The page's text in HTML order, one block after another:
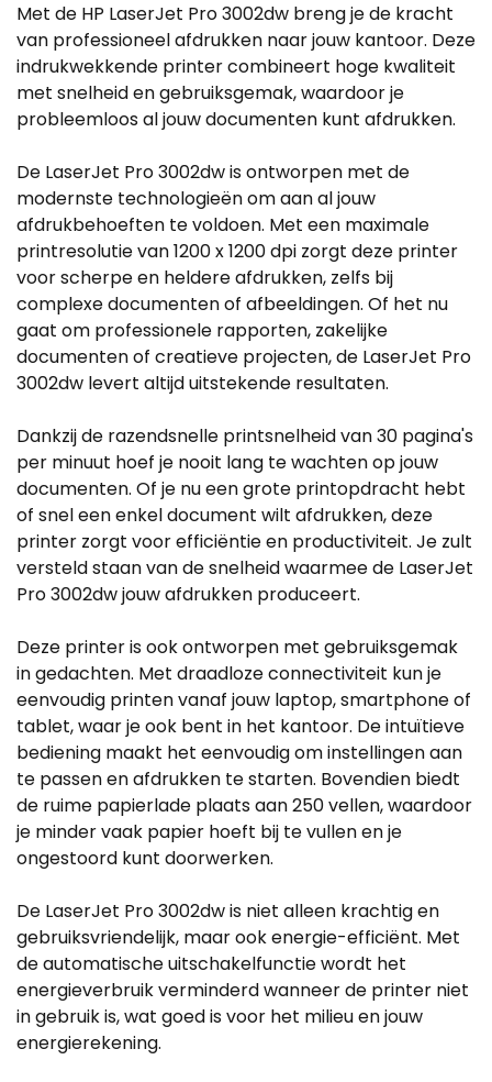
Met de HP LaserJet Pro 3002dw breng je de kracht
van professioneel afdrukken naar jouw kantoor. Deze
indrukwekkende printer combineert hoge kwaliteit
met snelheid en gebruiksgemak, waardoor je
probleemloos al jouw documenten kunt afdrukken.
De LaserJet Pro 3002dw is ontworpen met de
modernste technologieën om aan al jouw
afdrukbehoeften te voldoen. Met een maximale
printresolutie van 1200 x 1200 dpi zorgt deze printer
voor scherpe en heldere afdrukken, zelfs bij
complexe documenten of afbeeldingen. Of het nu
gaat om professionele rapporten, zakelijke
documenten of creatieve projecten, de LaserJet Pro
3002dw levert altijd uitstekende resultaten.
Dankzij de razendsnelle printsnelheid van 30 pagina's
per minuut hoef je nooit lang te wachten op jouw
documenten. Of je nu een grote printopdracht hebt
of snel een enkel document wilt afdrukken, deze
printer zorgt voor efficiëntie en productiviteit. Je zult
versteld staan van de snelheid waarmee de LaserJet
Pro 3002dw jouw afdrukken produceert.
Deze printer is ook ontworpen met gebruiksgemak
in gedachten. Met draadloze connectiviteit kun je
eenvoudig printen vanaf jouw laptop, smartphone of
tablet, waar je ook bent in het kantoor. De intuïtieve
bediening maakt het eenvoudig om instellingen aan
te passen en afdrukken te starten. Bovendien biedt
de ruime papierlade plaats aan 250 vellen, waardoor
je minder vaak papier hoeft bij te vullen en je
ongestoord kunt doorwerken.
De LaserJet Pro 3002dw is niet alleen krachtig en
gebruiksvriendelijk, maar ook energie-efficiënt. Met
de automatische uitschakelfunctie wordt het
energieverbruik verminderd wanneer de printer niet
in gebruik is, wat goed is voor het milieu en jouw
energierekening.